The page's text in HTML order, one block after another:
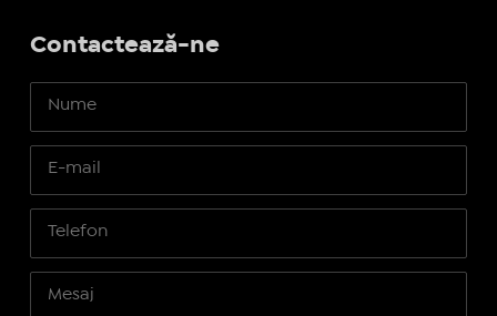
Contactează-ne